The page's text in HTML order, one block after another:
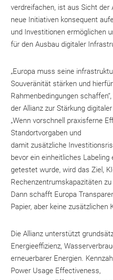
verdreifachen, ist aus Sicht der
neue Initiativen konsequent
und Investitionen ermöglichen
für den Ausbau digitaler
„Europa muss seine
Souveränität stärken und
Rahmenbedingungen
der Allianz zur Stärkung
„Wenn vorschnell praxisferne
Standortvorgaben und
damit zusätzliche
bevor ein einheitliches Labeling
getestet wurde, wird das Ziel,
Rechenzentrumskapazitäten
Dann schafft Europa
Papier, aber keine zusätzlichen
Die Allianz unterstützt
Energieeffizienz,
erneuerbarer Energien.
Power Usage Effectiveness,